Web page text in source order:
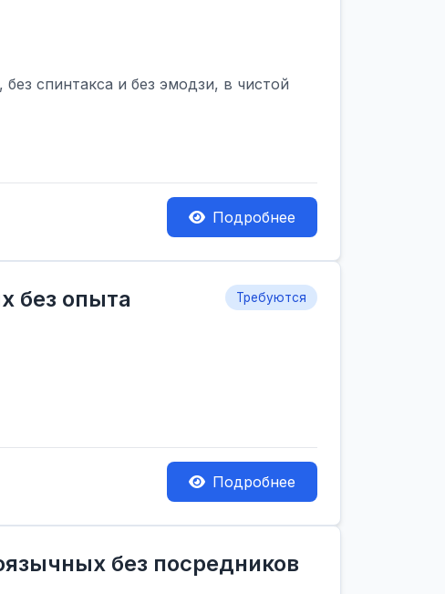
спинтакса и без эмодзи, в чистой
Подробнее
без опыта Требуются
Подробнее
без посредников